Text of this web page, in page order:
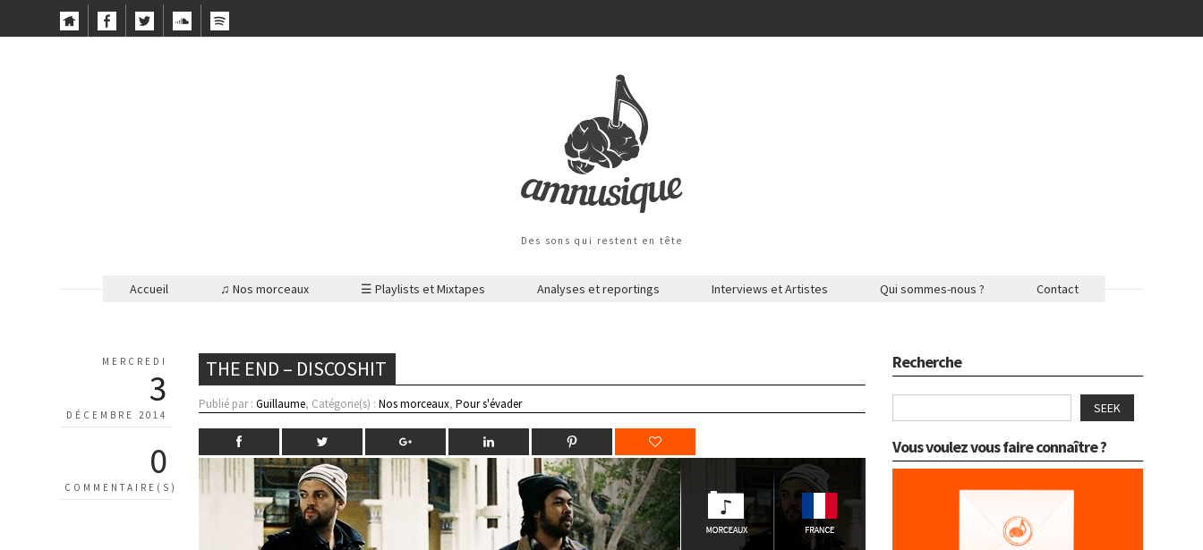
Des sons qui restent en tête
Accueil ♫ Nos morceaux ☰ Playlists et Mixtapes Analyses et reportings Interviews et Artistes Qui sommes-nous ? Contact
MERCREDI
3
DÉCEMBRE 2014
0
COMMENTAIRE(S)
THE END – DISCOSHIT
Publié par :Guillaume, Catégorie(s) :Nos morceaux,Pour s'évader
Recherche
SEEK
Vous voulez vous faire connaître ?